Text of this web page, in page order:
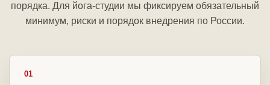
порядка. Для йога-студии мы фиксируем обязательный
минимум, риски и порядок внедрения по России.
01